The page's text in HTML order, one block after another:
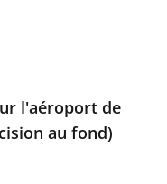
l'aéroport de
au fond)